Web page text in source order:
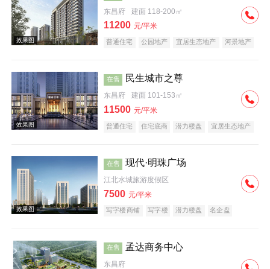
效果图
效果图
东昌府 建面 118-200㎡
11200 元/平米
普通住宅 公园地产 宜居生态地产
河景地产
在售 民生城市之尊
东昌府 建面 101-153㎡
11500 元/平米
普通住宅 住宅底商 潜力楼盘
宜居生态地产
在售 现代·明珠广场
江北水城旅游度假区
7500 元/平米
写字楼商铺 写字楼 潜力楼盘
名企盘
在售 孟达商务中心
东昌府